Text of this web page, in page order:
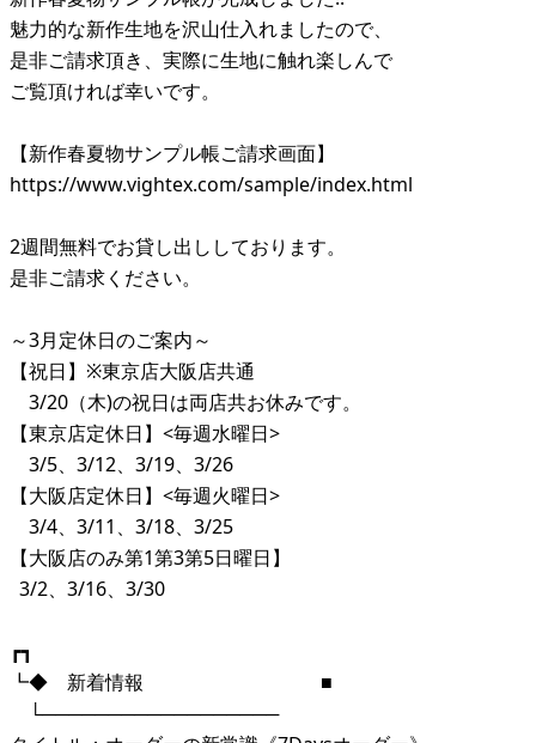
魅力的な新作生地を沢山仕入れましたので、
是非ご請求頂き、実際に生地に触れ楽しんで
ご覧頂ければ幸いです。
【新作春夏物サンプル帳ご請求画面】
https://www.vightex.com/sample/index.html
2週間無料でお貸し出ししております。
是非ご請求ください。
～3月定休日のご案内～
【祝日】※東京店大阪店共通
3/20（木)の祝日は両店共お休みです。
【東京店定休日】<毎週水曜日>
3/5、3/12、3/19、3/26
【大阪店定休日】<毎週火曜日>
3/4、3/11、3/18、3/25
【大阪店のみ第1第3第5日曜日】
3/2、3/16、3/30
┏┓
┗◆ 新着情報 ■
└──────────────────